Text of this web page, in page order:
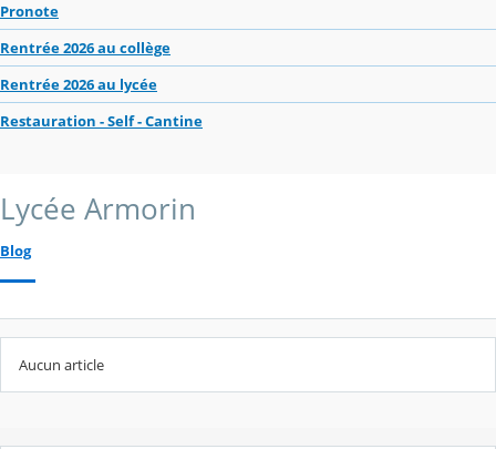
Pronote
Rentrée 2026 au collège
Rentrée 2026 au lycée
Restauration - Self - Cantine
Lycée Armorin
Blog
Aucun article